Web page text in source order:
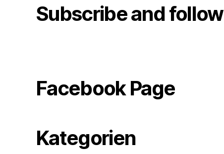
Subscribe and follow
Facebook Page
Kategorien